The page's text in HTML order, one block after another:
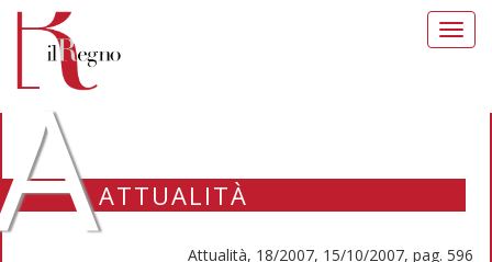
ATTUALITÀ
Attualità, 18/2007, 15/10/2007, pag. 596